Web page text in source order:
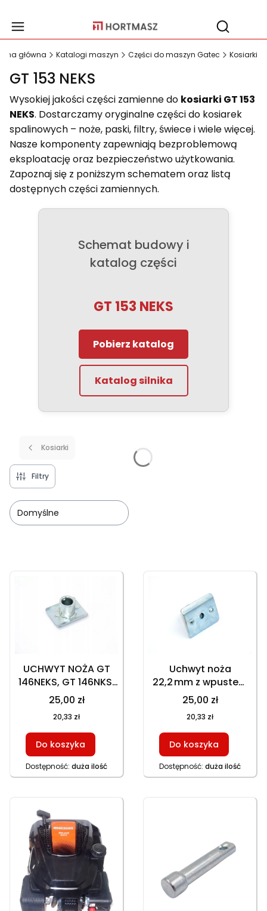
Otwórz
główna Katalogi maszyn Części do maszyn Gatec Kosiarki
GT 153 NEKS
Wysokiej jakości części zamienne do kosiarki GT 153
NEKS. Dostarczamy oryginalne części do kosiarek
spalinowych – noże, paski, filtry, świece i wiele więcej.
Nasze komponenty zapewniają bezproblemową
eksploatację oraz bezpieczeństwo użytkowania.
Zapoznaj się z poniższym schematem oraz listą
dostępnych części zamiennych.
Schemat budowy i
katalog części
GT 153 NEKS
Pobierz katalog
Katalog silnika
Kosiarki
Filtry
Domyślne
UCHWYT NOŻA GT
146NEKS, GT 146NKS,
HKS 246N1 Z
WPUSTEM NA STAŁE,
602003
25,00 zł
20,33 zł
Do koszyka
Dostępność: duża ilość
Uchwyt noża
22,2 mm z wpustem
do kosiarek
GT146NEKS
HKS753NB HKS246
602057, piasta,
część zamienna
25,00 zł
20,33 zł
Do koszyka
Dostępność: duża ilość